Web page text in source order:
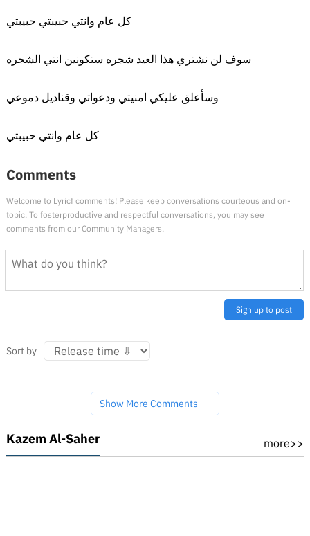
كل عام وانتي حبيبتي حبيبتي
سوف لن نشتري هذا العيد شجره ستكونين انتي الشجره
وسأعلق عليكي امنيتي ودعواتي وقناديل دموعي
كل عام وانتي حبيبتي
Comments
Welcome to Lyricf comments! Please keep conversations courteous and on-
topic. To fosterproductive and respectful conversations, you may see
comments from our Community Managers.
Sign up to post
Sort by
Show More Comments
Kazem Al-Saher more>>